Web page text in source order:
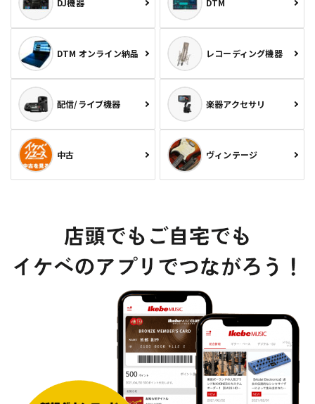
DTM オンライン納品 レコーディング機器
配信/ライブ機器 楽器アクセサリ
中古 ヴィンテージ